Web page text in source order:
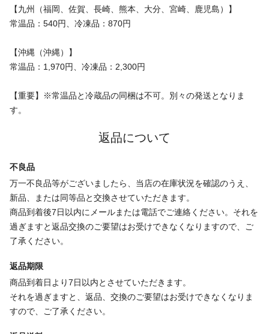
【九州（福岡、佐賀、長崎、熊本、大分、宮崎、鹿児島）】
常温品：540円、冷凍品：870円
【沖縄（沖縄）】
常温品：1,970円、冷凍品：2,300円
【重要】※常温品と冷蔵品の同梱は不可。別々の発送となりま
す。
返品について
不良品
万一不良品等がございましたら、当店の在庫状況を確認のうえ、
新品、または同等品と交換させていただきます。
商品到着後7日以内にメールまたは電話でご連絡ください。それを
過ぎますと返品交換のご要望はお受けできなくなりますので、ご
了承ください。
返品期限
商品到着日より7日以内とさせていただきます。
それを過ぎますと、返品、交換のご要望はお受けできなくなりま
すので、ご了承ください。